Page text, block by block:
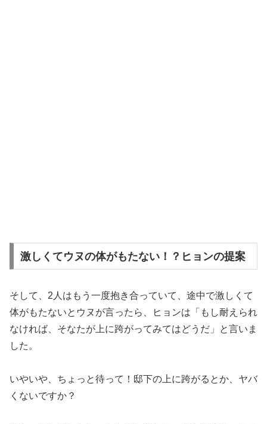
激しくてウヌの体がもたない！？ヒョンの提案
そして、2人はもう一度抱き合っていて、途中で激しくて
体がもたないとウヌが言ったら、ヒョンは「もし耐えられ
なければ、そなたが上に跨がってみてはどうだ」と言いま
した。
いやいや、ちょっと待って！邸下の上に跨がるとか、ヤバ
くないですか？